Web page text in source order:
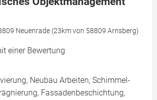
Neuenrade (23km von 58809 Arnsberg)
einer Bewertung
Neubau Arbeiten, Schimmel-
Fassadenbeschichtung,